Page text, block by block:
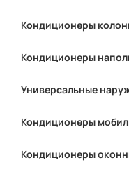
Кондиционеры
Кондиционеры
Универсальные
Кондиционеры
Кондиционеры